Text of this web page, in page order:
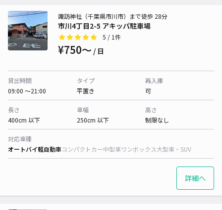
市川4丁目2-5 アキッパ駐車場
諏訪神社（千葉県市川市）まで徒歩 28分
5 / 1件
¥750〜 / 日
貸出時間
09:00 〜21:00
タイプ
平置き
再入庫
可
長さ
400cm 以下
車幅
250cm 以下
高さ
制限なし
対応車種
オートバイ軽自動車コンパクトカー中型車ワンボックス大型車・SUV
詳細へ